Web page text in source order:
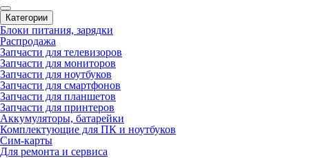
Категории
Блоки питания, зарядки
Распродажа
Запчасти для телевизоров
Запчасти для мониторов
Запчасти для ноутбуков
Запчасти для смартфонов
Запчасти для планшетов
Запчасти для принтеров
Аккумуляторы, батарейки
Комплектующие для ПК и ноутбуков
Сим-карты
Для ремонта и сервиса